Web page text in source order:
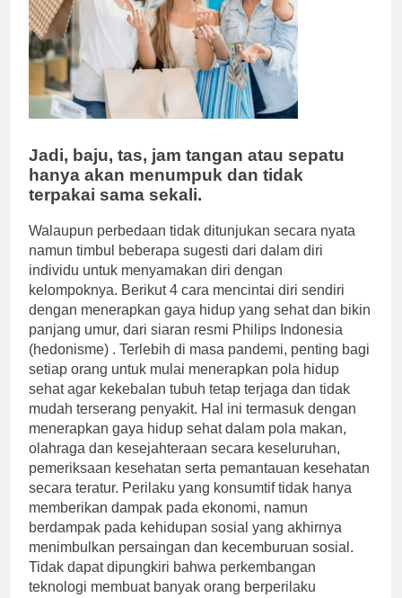
Jadi, baju, tas, jam tangan atau sepatu
hanya akan menumpuk dan tidak
terpakai sama sekali.
Walaupun perbedaan tidak ditunjukan secara nyata
namun timbul beberapa sugesti dari dalam diri
individu untuk menyamakan diri dengan
kelompoknya. Berikut 4 cara mencintai diri sendiri
dengan menerapkan gaya hidup yang sehat dan bikin
panjang umur, dari siaran resmi Philips Indonesia
(hedonisme) . Terlebih di masa pandemi, penting bagi
setiap orang untuk mulai menerapkan pola hidup
sehat agar kekebalan tubuh tetap terjaga dan tidak
mudah terserang penyakit. Hal ini termasuk dengan
menerapkan gaya hidup sehat dalam pola makan,
olahraga dan kesejahteraan secara keseluruhan,
pemeriksaan kesehatan serta pemantauan kesehatan
secara teratur. Perilaku yang konsumtif tidak hanya
memberikan dampak pada ekonomi, namun
berdampak pada kehidupan sosial yang akhirnya
menimbulkan persaingan dan kecemburuan sosial.
Tidak dapat dipungkiri bahwa perkembangan
teknologi membuat banyak orang berperilaku